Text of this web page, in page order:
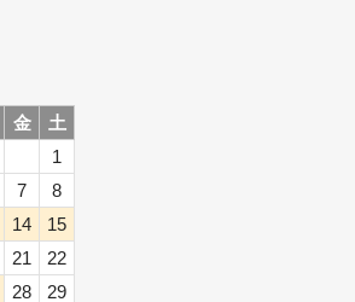
金
土
1
7
8
14
15
21
22
28
29